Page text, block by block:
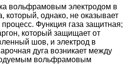
вольфрамовым электродом в
который, однако, не оказывает
Функция газа защитная;
который защищает от
шов, и электрод в
дуга возникает между
вольфрамовым